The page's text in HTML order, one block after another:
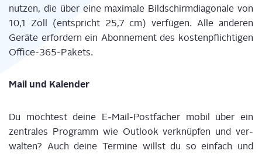
nut­zen, die über eine maxi­ma­le Bild­schirm­dia­go­na­le von
10,1 Zoll (ent­spricht 25,7 cm) ver­fü­gen. Alle ande­ren
Gerä­te erfor­dern ein Abon­ne­ment des kos­ten­pflich­ti­gen
Office-365-Pakets.
Mail und Kalender
Du möch­test dei­ne E‑Mail-Post­fä­cher mobil über ein
zen­tra­les Pro­gramm wie Out­look ver­knüp­fen und ver­
wal­ten? Auch dei­ne Ter­mi­ne willst du so ein­fach und